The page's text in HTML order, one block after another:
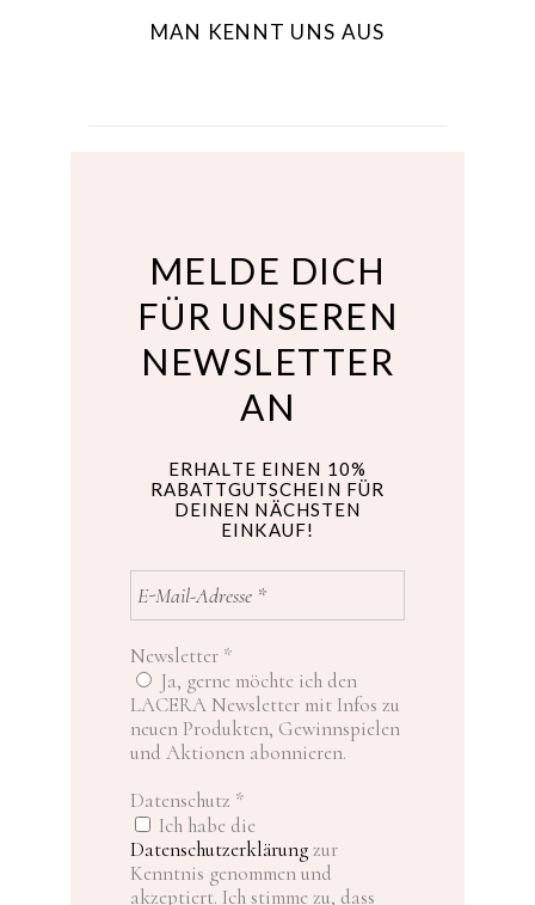
MAN KENNT UNS AUS
MELDE DICH
FÜR UNSEREN
NEWSLETTER
AN
ERHALTE EINEN 10%
RABATTGUTSCHEIN FÜR
DEINEN NÄCHSTEN
EINKAUF!
Newsletter *
Ja, gerne möchte ich den
LACERA Newsletter mit Infos zu
neuen Produkten, Gewinnspielen
und Aktionen abonnieren.
Datenschutz *
Ich habe die
Datenschutzerklärungzur
Kenntnis genommen und
akzeptiert. Ich stimme zu, dass